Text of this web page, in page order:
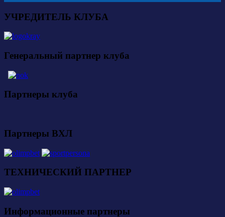
УЧРЕДИТЕЛЬ КЛУБА
Генеральный партнер клуба
Партнеры клуба
Партнеры ВХЛ
ТЕХНИЧЕСКИЙ ПАРТНЕР
Информационные партнеры